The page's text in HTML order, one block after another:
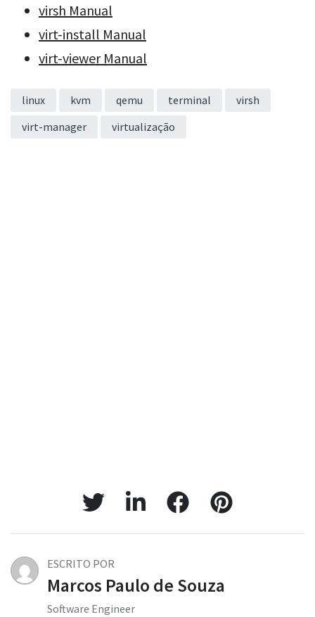
virsh Manual
virt-install Manual
virt-viewer Manual
linux kvm qemu terminal
virsh
virt-manager
virtualização
ESCRITO POR
Marcos Paulo de Souza
Software Engineer